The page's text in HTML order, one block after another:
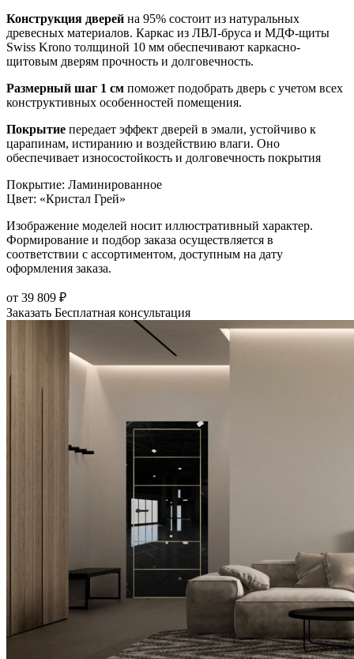
Конструкция дверей на 95% состоит из натуральных
древесных материалов. Каркас из ЛВЛ-бруса и МДФ-щиты
Swiss Krono толщиной 10 мм обеспечивают каркасно-
щитовым дверям прочность и долговечность.
Размерный шаг 1 см поможет подобрать дверь с учетом всех
конструктивных особенностей помещения.
Покрытие передает эффект дверей в эмали, устойчиво к
царапинам, истиранию и воздействию влаги. Оно
обеспечивает износостойкость и долговечность покрытия
Покрытие: Ламинированное
Цвет: «Кристал Грей»
Изображение моделей носит иллюстративный характер.
Формирование и подбор заказа осуществляется в
соответствии с ассортиментом, доступным на дату
оформления заказа.
от 39 809 ₽
Заказать Бесплатная консультация